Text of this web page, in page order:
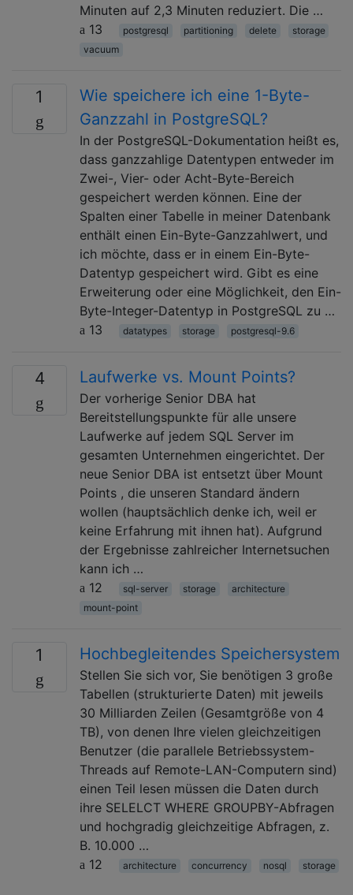
Minuten auf 2,3 Minuten reduziert. Die …
13
postgresql partitioning delete
storage
vacuum
1
Wie speichere ich eine 1-Byte-
Ganzzahl in PostgreSQL?
In der PostgreSQL-Dokumentation heißt es,
dass ganzzahlige Datentypen entweder im
Zwei-, Vier- oder Acht-Byte-Bereich
gespeichert werden können. Eine der
Spalten einer Tabelle in meiner Datenbank
enthält einen Ein-Byte-Ganzzahlwert, und
ich möchte, dass er in einem Ein-Byte-
Datentyp gespeichert wird. Gibt es eine
Erweiterung oder eine Möglichkeit, den Ein-
Byte-Integer-Datentyp in PostgreSQL zu …
13
datatypes storage postgresql-9.6
4 Laufwerke vs. Mount Points?
Der vorherige Senior DBA hat
Bereitstellungspunkte für alle unsere
Laufwerke auf jedem SQL Server im
gesamten Unternehmen eingerichtet. Der
neue Senior DBA ist entsetzt über Mount
Points , die unseren Standard ändern
wollen (hauptsächlich denke ich, weil er
keine Erfahrung mit ihnen hat). Aufgrund
der Ergebnisse zahlreicher Internetsuchen
kann ich …
12
sql-server storage
architecture
mount-point
1 Hochbegleitendes Speichersystem
Stellen Sie sich vor, Sie benötigen 3 große
Tabellen (strukturierte Daten) mit jeweils
30 Milliarden Zeilen (Gesamtgröße von 4
TB), von denen Ihre vielen gleichzeitigen
Benutzer (die parallele Betriebssystem-
Threads auf Remote-LAN-Computern sind)
einen Teil lesen müssen die Daten durch
ihre SELELCT WHERE GROUPBY-Abfragen
und hochgradig gleichzeitige Abfragen, z.
B. 10.000 …
12
architecture concurrency nosql storage